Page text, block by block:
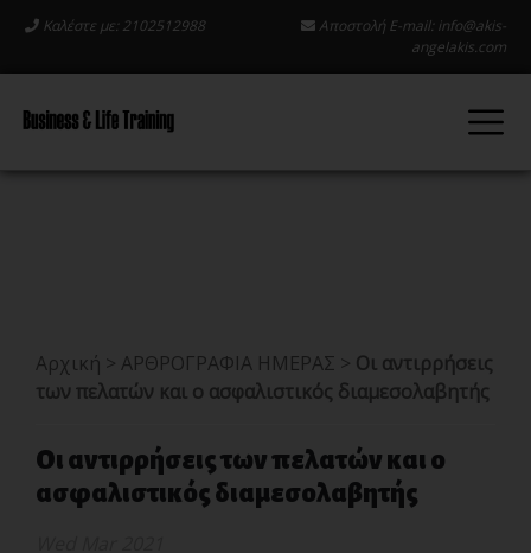
Καλέστε με: 2102512988 Αποστολή E-mail: info@akis-
angelakis.com
Αρχική > ΑΡΘΡΟΓΡΑΦΙΑ ΗΜΕΡΑΣ > Οι αντιρρήσεις
των πελατών και ο ασφαλιστικός διαμεσολαβητής
Οι αντιρρήσεις των πελατών και ο
ασφαλιστικός διαμεσολαβητής